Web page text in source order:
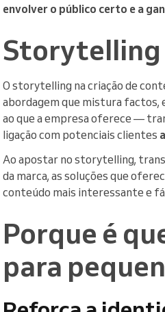
envolver o público certo e a
Storytelling
O storytelling na criação de
abordagem que mistura factos,
ao que a empresa oferece —
ligação com potenciais clientes
Ao apostar no storytelling,
da marca, as soluções que
conteúdo mais interessante e
Porque é
para